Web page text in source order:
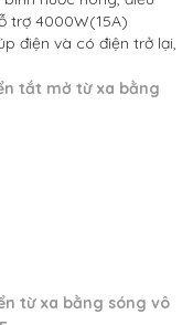
trợ 4000W(15A)
điện và có điện trở lại,
tắt mở từ xa bằng
từ xa bằng sóng vô